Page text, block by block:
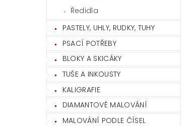
Ředidla
PASTELY, UHLY, RUDKY, TUHY
PSACÍ POTŘEBY
BLOKY A SKICÁKY
TUŠE A INKOUSTY
KALIGRAFIE
DIAMANTOVÉ MALOVÁNÍ
MALOVÁNÍ PODLE ČÍSEL